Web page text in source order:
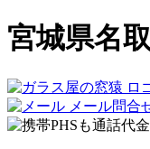
宮城県名
メール問合